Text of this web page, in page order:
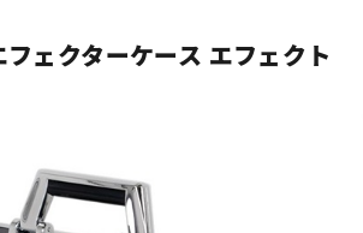
ェクターケース エフェクト